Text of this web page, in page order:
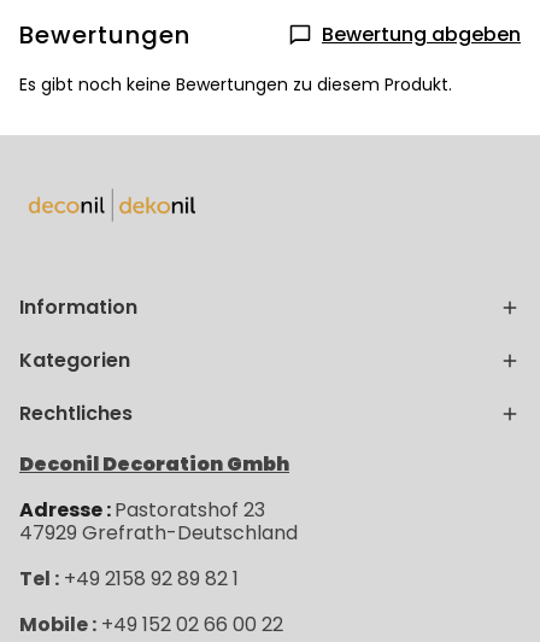
Bewertungen Bewertung abgeben
Es gibt noch keine Bewertungen zu diesem Produkt.
Information
Kategorien
Rechtliches
Deconil Decoration Gmbh
Adresse :Pastoratshof 23
47929 Grefrath-Deutschland
Tel : +49 2158 92 89 82 1
Mobile : +49 152 02 66 00 22